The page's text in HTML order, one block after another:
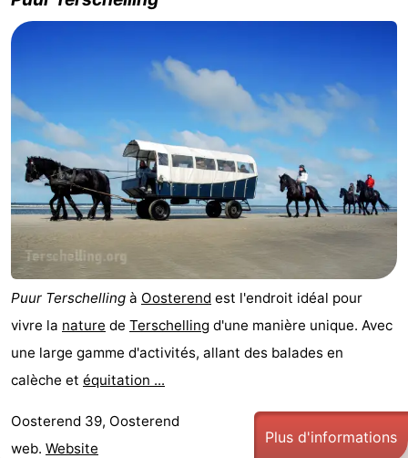
Kaap
-
Terschelling
Strandappartementen
West
Terschelling
-
Tjermelân
Campings
Chambre
d'hôtes
Chaumières
-
De
Riesen
-
Elements
-
Tjermelân
Hôtels
Puur Terschelling à Oosterend est l'endroit idéal pour
vivre la nature de Terschelling d'une manière unique. Avec
une large gamme d'activités, allant des balades en
calèche et équitation ...
Oosterend 39, Oosterend
web. Website
Plus d'informations